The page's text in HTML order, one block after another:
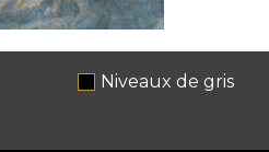
Niveaux de gris